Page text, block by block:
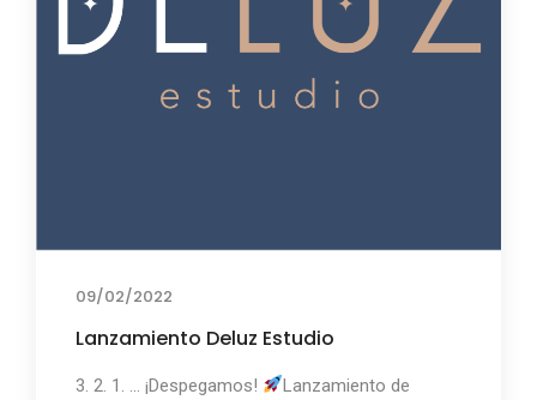
09/02/2022
Lanzamiento Deluz Estudio
3. 2. 1. ... ¡Despegamos!
Lanzamiento de